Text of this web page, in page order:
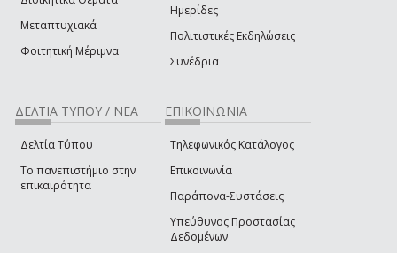
Μεταπτυχιακά
Φοιτητική Μέριμνα
Ημερίδες
Πολιτιστικές Εκδηλώσεις
Συνέδρια
ΔΕΛΤΙΑ ΤΥΠΟΥ / ΝΕΑ
Δελτία Τύπου
Το πανεπιστήμιο στην
επικαιρότητα
ΕΠΙΚΟΙΝΩΝΙΑ
Τηλεφωνικός Κατάλογος
Επικοινωνία
Παράπονα-Συστάσεις
Υπεύθυνος Προστασίας
Δεδομένων